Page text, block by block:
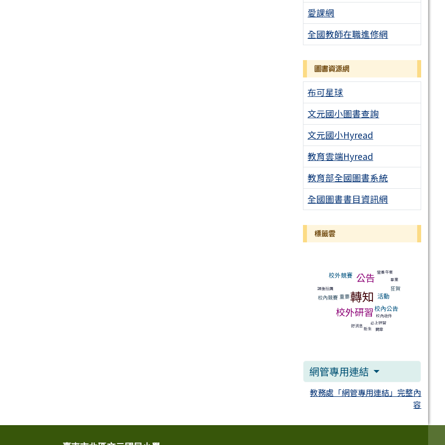
愛課網
全國教師在職進修網
圖書資源網
布可星球
文元國小圖書查詢
文元國小Hyread
教育雲端Hyread
教育部全國圖書系統
全國圖書書目資訊網
標籤雲
校外競賽 公告 營養午餐
課後社團
校內競賽 重要轉知 活動
狂賀
畢業
校外研習 校內公告
好消息
必上研習
校內收件
新生 簡章
網管專用連結
教務處「網管專用連結」完整內
容